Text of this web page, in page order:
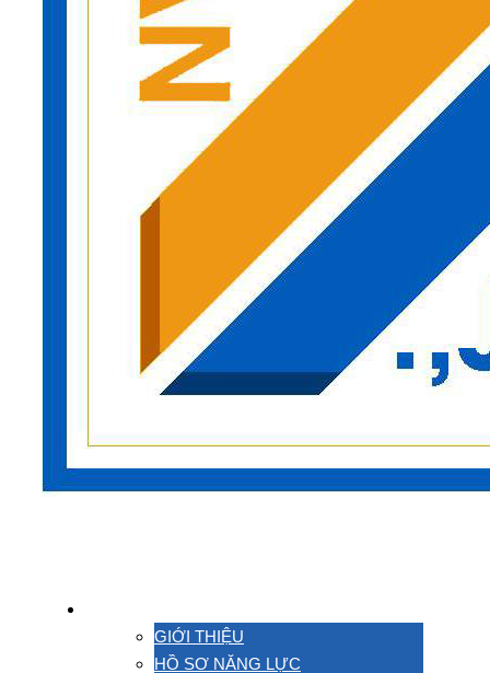
GIỚI THIỆU
HỒ SƠ NĂNG LỰC